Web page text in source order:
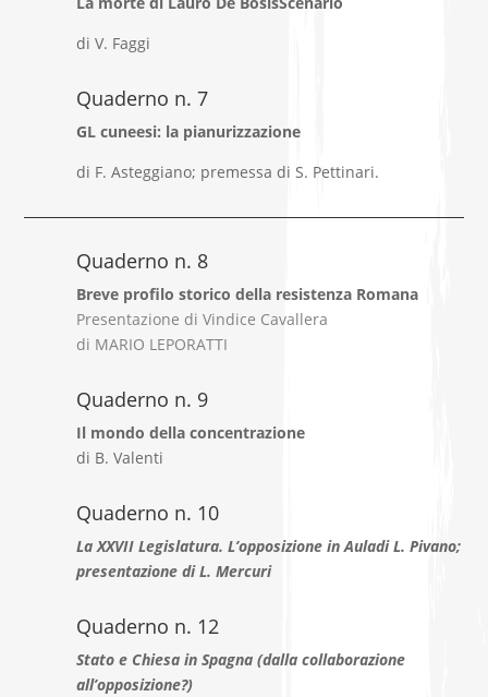
di V. Faggi
Quaderno n. 7
GL cuneesi: la pianurizzazione
di F. Asteggiano; premessa di S. Pettinari.
Quaderno n. 8
Breve profilo storico della resistenza Romana
Presentazione di Vindice Cavallera
di MARIO LEPORATTI
Quaderno n. 9
Il mondo della concentrazione
di B. Valenti
Quaderno n. 10
La XXVII Legislatura. L’opposizione in Auladi L. Pivano;
presentazione di L. Mercuri
Quaderno n. 12
Stato e Chiesa in Spagna (dalla collaborazione
all’opposizione?)